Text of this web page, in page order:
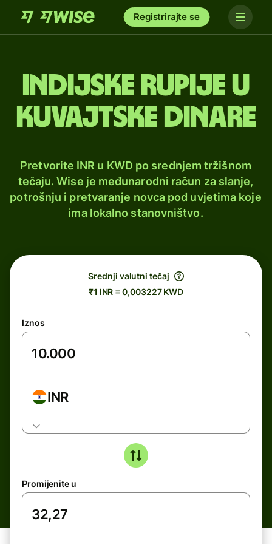
Registrirajte se
Indijske rupije u
kuvajtske dinare
Pretvorite INR u KWD po srednjem tržišnom
tečaju. Wise je međunarodni račun za slanje,
potrošnju i pretvaranje novca pod uvjetima koje
ima lokalno stanovništvo.
Srednji valutni tečaj
₹1 INR = 0,003227 KWD
Iznos
INR
Promijenite u